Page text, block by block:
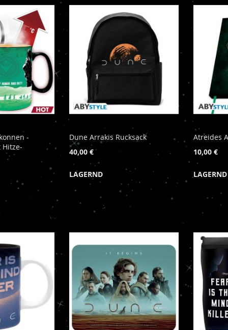
-
Hitze-
Dune Arrakis Rucksack
40,00 €
LAGERND
Atreides
10,00 €
LAGERND